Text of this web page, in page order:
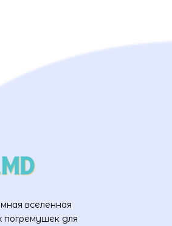
вселенная
для